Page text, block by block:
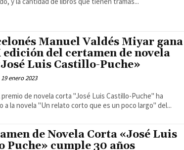
Manuel Valdés Miyar gana
edición del certamen de novela
Luis Castillo-Puche»
19 enero 2023
premio de novela corta "José Luis Castillo-Puche" ha
a la novela "Un relato corto que es un poco largo" del...
de Novela Corta «José Luis
Puche» cumple 30 años